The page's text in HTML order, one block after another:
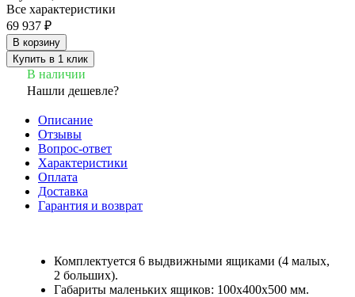
Все характеристики
69 937 ₽
В корзину
Купить в 1 клик
В наличии
Нашли дешевле?
Описание
Отзывы
Вопрос-ответ
Характеристики
Оплата
Доставка
Гарантия и возврат
Комплектуется 6 выдвижными ящиками (4 малых,
2 больших).
Габариты маленьких ящиков: 100х400х500 мм.